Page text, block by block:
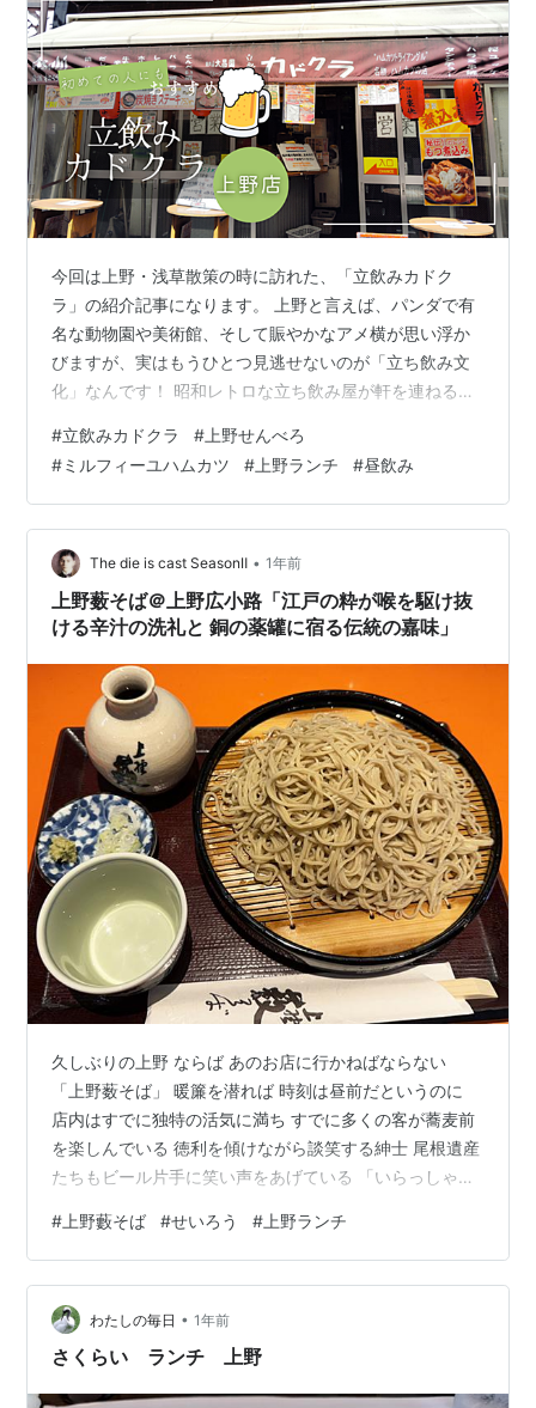
今回は上野・浅草散策の時に訪れた、「立飲みカドク
ラ」の紹介記事になります。 上野と言えば、パンダで有
名な動物園や美術館、そして賑やかなアメ横が思い浮か
びますが、実はもうひとつ見逃せないのが「立ち飲み文
化」なんです！ 昭和レトロな立ち飲み屋が軒を連ねる上
ラ」を実際に体験してきました。初めての人でも安心し
て楽しめる、その魅力をご紹介します。 上野の立ち飲み
文化を代表する「カドクラ」って？ せんべろ気分にぴっ
たり！驚きのコスパ 名物ハムカツは必食！人気メニュー
を徹底解説 立ち飲みが初めてでも、安心！楽しみ方ガイ
ド 上野観光とセットで楽しむ「カドクラ寄…
#立飲みカドクラ # 上野せんべろ
#ミルフィーユハムカツ # 上野ランチ #昼飲み
The die is cast SeasonⅡ • 1年前
上野薮そば＠上野広小路「江戸の粋が喉を駆け抜
ける辛汁の洗礼と 銅の薬罐に宿る伝統の嘉味」
久しぶりの上野 ならば あのお店に行かねばならない
「上野薮そば」 暖簾を潜れば 時刻は昼前だというのに
店内はすでに独特の活気に満ち すでに多くの客が蕎麦前
を楽しんでいる 徳利を傾けながら談笑する紳士 尾根遺産
たちもビール片手に笑い声をあげている 「いらっしゃい
「せいろう」 濃いベージュの蕎麦 ピンと立ったエッジが
美しい ホシはほとんど見られない まずは何も付けずに手
繰る 短めで長さは疎 期待通りの強いコシ もり汁を舐め
てみる 伝統的な江戸蕎麦の辛汁 途轍もなく辛い 蕎麦の
端をほんの少しだけ浸し 啜り上げる 口中で広がる 蕎麦
# 上野藪そば #せいろう # 上野ランチ
わたしの毎日 • 1年前
さくらい ランチ 上野